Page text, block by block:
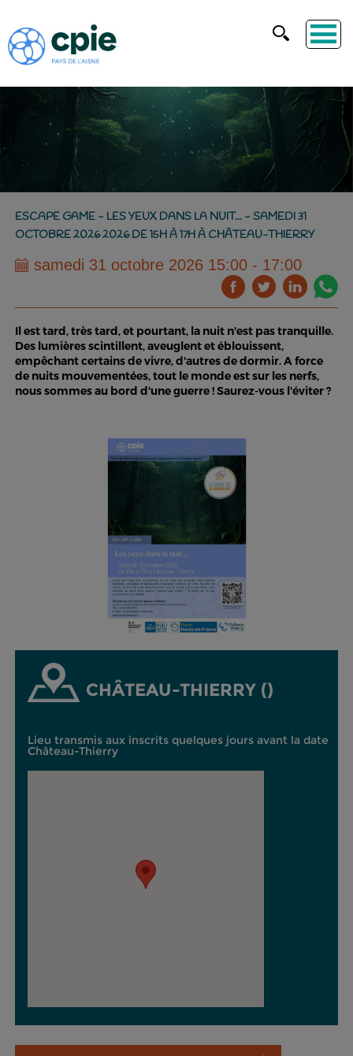
ESCAPE GAME - LES YEUX DANS LA NUIT... - SAMEDI 31
OCTOBRE 2026 2026 DE 15H À 17H À CHÂTEAU-THIERRY
samedi 31 octobre 2026 15:00 - 17:00
Il est tard, très tard, et pourtant, la nuit n'est pas tranquille.
Des lumières scintillent, aveuglent et éblouissent,
empêchant certains de vivre, d'autres de dormir. A force
de nuits mouvementées, tout le monde est sur les nerfs,
nous sommes au bord d'une guerre ! Saurez-vous l'éviter ?
CHÂTEAU-THIERRY ()
Lieu transmis aux inscrits quelques jours avant la date
Château-Thierry